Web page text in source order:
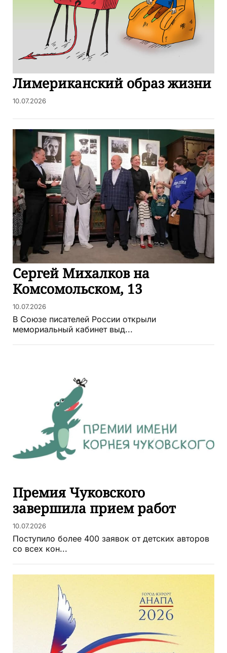
Лимериканский образ жизни
10.07.2026
Сергей Михалков на
Комсомольском, 13
10.07.2026
В Союзе писателей России открыли
мемориальный кабинет выд...
Премия Чуковского
завершила прием работ
10.07.2026
Поступило более 400 заявок от детских авторов
со всех кон...